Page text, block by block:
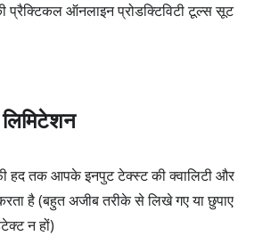
प्रैक्टिकल ऑनलाइन प्रोडक्टिविटी टूल्स सूट
हद तक आपके इनपुट टेक्स्ट की क्वालिटी और
है (बहुत अजीब तरीके से लिखे गए या छुपाए
न हों)